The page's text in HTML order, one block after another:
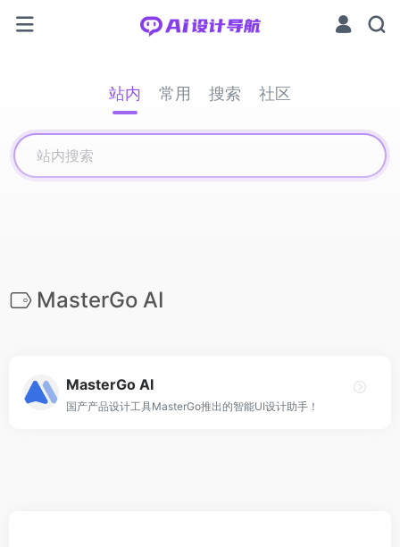
站内 常用 搜索 社区
MasterGo AI
MasterGo AI
国产产品设计工具MasterGo推出的智能UI设计助手！